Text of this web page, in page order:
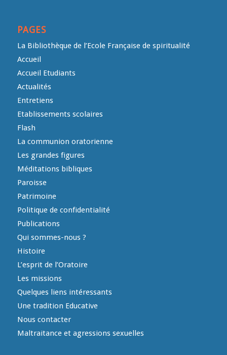
PAGES
La Bibliothèque de l’Ecole Française de spiritualité
Accueil
Accueil Etudiants
Actualités
Entretiens
Etablissements scolaires
Flash
La communion oratorienne
Les grandes figures
Méditations bibliques
Paroisse
Patrimoine
Politique de confidentialité
Publications
Qui sommes-nous ?
Histoire
L’esprit de l’Oratoire
Les missions
Quelques liens intéressants
Une tradition Educative
Nous contacter
Maltraitance et agressions sexuelles